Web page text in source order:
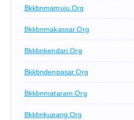
Bkkbnmamuju.org
Bkkbnmakassar.org
Bkkbnkendari.org
Bkkbndenpasar.org
Bkkbnmataram.org
Bkkbnkupang.org